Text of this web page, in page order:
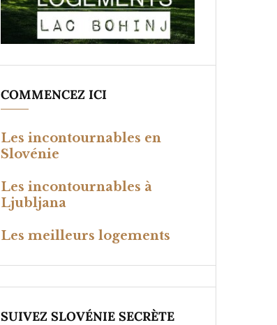
COMMENCEZ ICI
Les incontournables en
Slovénie
Les incontournables à
Ljubljana
Les meilleurs logements
SUIVEZ SLOVÉNIE SECRÈTE